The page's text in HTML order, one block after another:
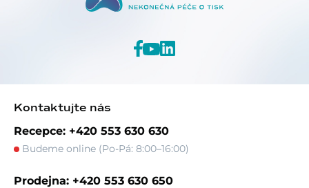
Kontaktujte nás
Recepce: +420 553 630 630
Budeme online (Po-Pá: 8:00–16:00)
Prodejna: +420 553 630 650